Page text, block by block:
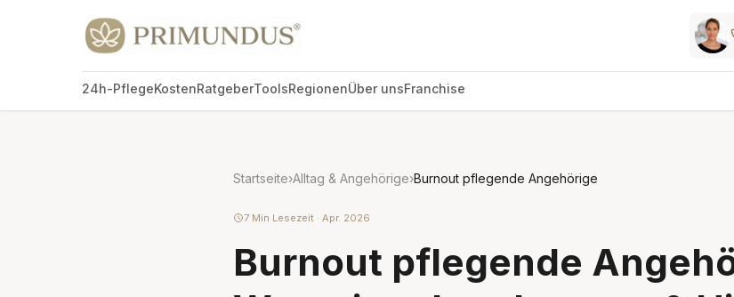
24h-PflegeKostenRatgeberToolsRegionenÜber unsFranchise
Startseite›Alltag & Angehörige›Burnout pflegende Angehörige
7 Min Lesezeit · Apr. 2026
Burnout pflegende